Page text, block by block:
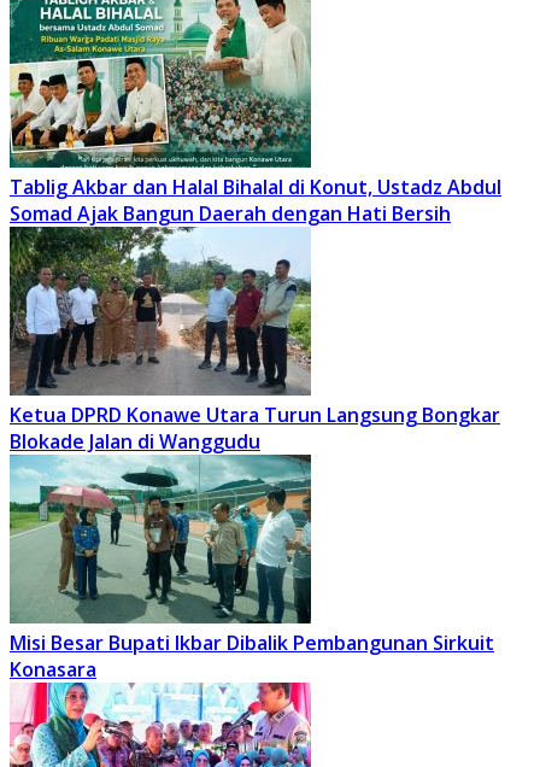
Tablig Akbar dan Halal Bihalal di Konut, Ustadz Abdul
Somad Ajak Bangun Daerah dengan Hati Bersih
Ketua DPRD Konawe Utara Turun Langsung Bongkar
Blokade Jalan di Wanggudu
Misi Besar Bupati Ikbar Dibalik Pembangunan Sirkuit
Konasara